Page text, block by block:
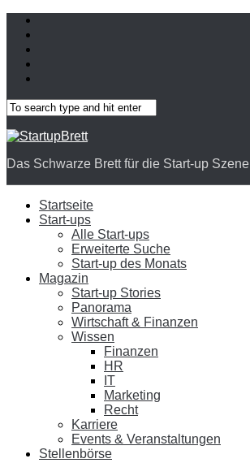
Das Schwarze Brett für die Start-up Szene
Startseite
Start-ups
Alle Start-ups
Erweiterte Suche
Start-up des Monats
Magazin
Start-up Stories
Panorama
Wirtschaft & Finanzen
Wissen
Finanzen
HR
IT
Marketing
Recht
Karriere
Events & Veranstaltungen
Stellenbörse